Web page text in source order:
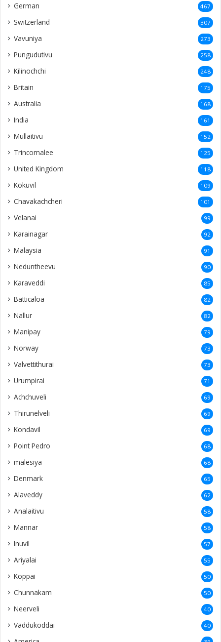
German 467
Switzerland 307
Vavuniya 273
Pungudutivu 258
Kilinochchi 248
Britain 175
Australia 168
India 161
Mullaitivu 152
Trincomalee 125
United Kingdom 118
Kokuvil 109
Chavakachcheri 101
Velanai 99
Karainagar 92
Malaysia 91
Neduntheevu 90
Karaveddi 85
Batticaloa 82
Nallur 82
Manipay 79
Norway 73
Valvettithurai 73
Urumpirai 71
Achchuveli 69
Thirunelveli 69
Kondavil 69
Point Pedro 68
malesiya 68
Denmark 65
Alaveddy 62
Analaitivu 58
Mannar 58
Inuvil 57
Ariyalai 55
Koppai 50
Chunnakam 50
Neerveli 40
Vaddukoddai 40